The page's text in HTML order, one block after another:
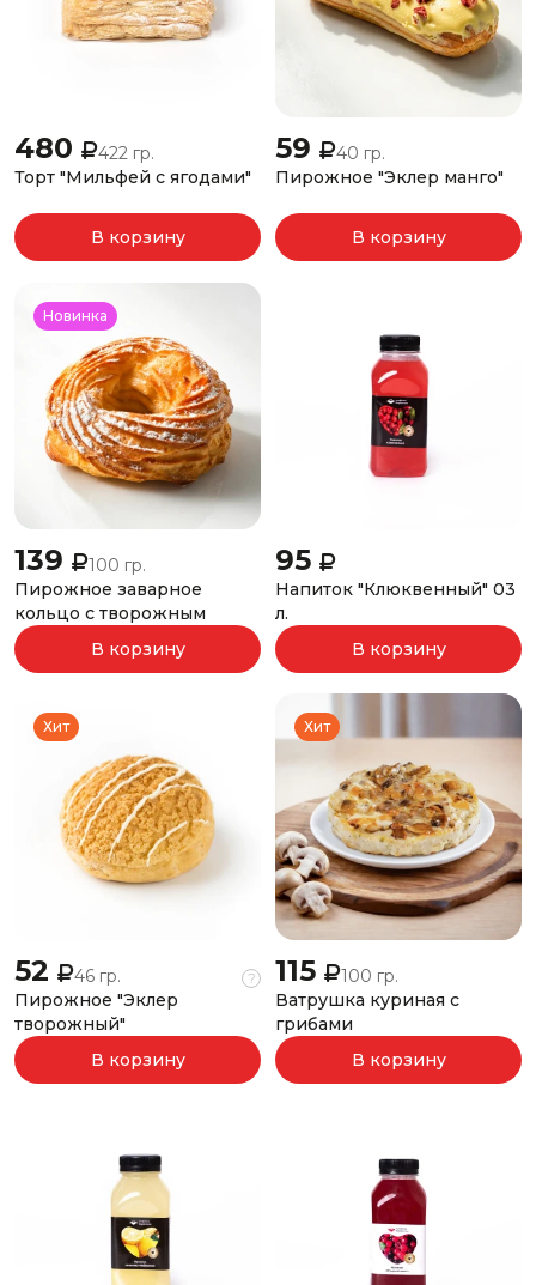
480
422 гр.
Торт "Мильфей с ягодами"
В корзину
59
40 гр.
Пирожное "Эклер манго"
В корзину
Новинка
139
100 гр.
Пирожное заварное
кольцо с творожным
кремом
В корзину
95
Напиток "Клюквенный" 03
л.
В корзину
Хит
52 46 гр. ?
Пирожное "Эклер
творожный"
В корзину
Хит
115
100 гр.
Ватрушка куриная с
грибами
В корзину